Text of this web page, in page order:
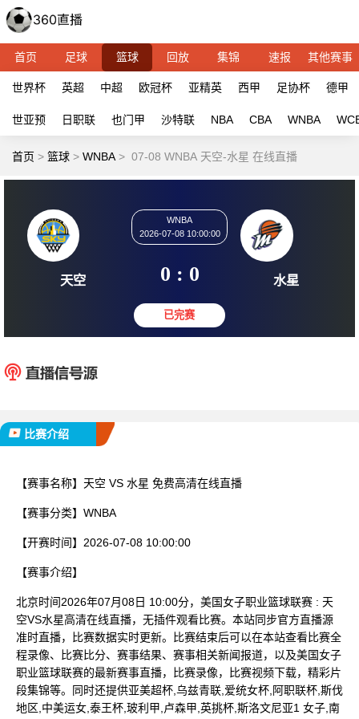
首页 足球 篮球 回放 集锦 速报 其他赛事
世界杯 英超 中超 欧冠杯 亚精英 西甲 足协杯 德甲
世亚预 日职联 也门甲 沙特联 NBA CBA WNBA
首页 > 篮球 > WNBA > 07-08 WNBA 天空-水星 在线直播
天空
2026-07-08 10:00:00
0 : 0 水
比赛介绍
【赛事名称】 天空 VS 水星 免费高清在线直播
【赛事分类】 WNBA
【开赛时间】 2026-07-08 10:00:00
【赛事介绍】
北京时间2026年07月08日 10:00分，美国女子职业篮球联赛 : 天
空VS水星高清在线直播，无插件观看比赛。本站同步官方直播源
准时直播，比赛数据实时更新。比赛结束后可以在本站查看比赛全
程录像、比赛比分、赛事结果、赛事相关新闻报道，以及美国女子
职业篮球联赛的最新赛事直播，比赛录像，比赛视频下载，精彩片
段集锦等。同时还提供亚美超杯,乌兹青联,爱统女杯,阿职联杯,斯伐
地区,中美运女,泰王杯,玻利甲,卢森甲,英挑杯,斯洛文尼亚1 女子,南